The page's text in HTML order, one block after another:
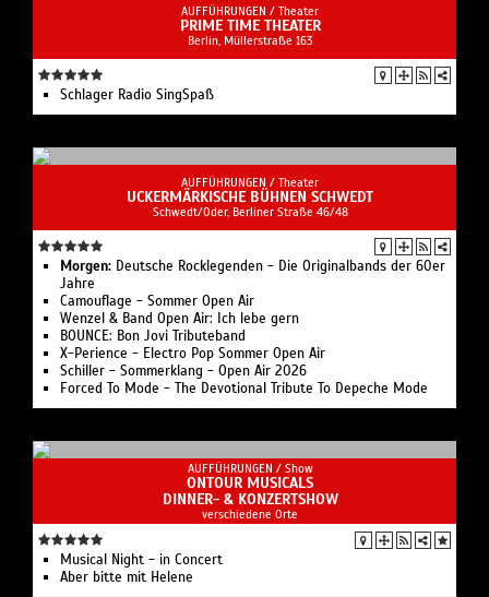
AUFFÜHRUNGEN / Theater
PRIME TIME THEATER
Berlin, ​Müllerstraße 163
Schlager Radio SingSpaß
AUFFÜHRUNGEN / Theater
UCKERMÄRKISCHE BÜHNEN SCHWEDT
Schwedt/Oder, Berliner Straße 46/48
Morgen: Deutsche Rocklegenden - Die Originalbands der 60er
Jahre
Camouflage - Sommer Open Air
Wenzel & Band Open Air: Ich lebe gern
BOUNCE: Bon Jovi Tributeband
X-Perience - Electro Pop Sommer Open Air
Schiller - Sommerklang - Open Air 2026
Forced To Mode - The Devotional Tribute To Depeche Mode
AUFFÜHRUNGEN / Show
ONTOUR MUSICALS
DINNER- & KONZERTSHOW
verschiedene Orte
Musical Night - in Concert
Aber bitte mit Helene